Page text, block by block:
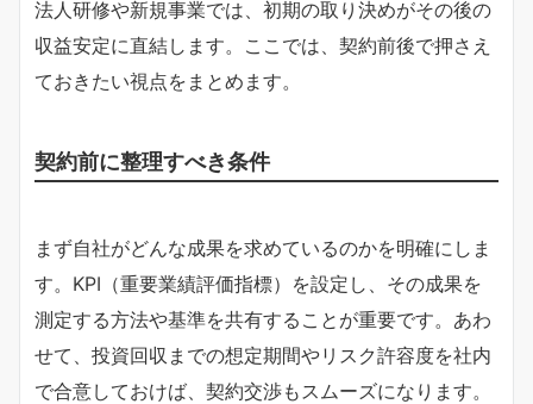
法人研修や新規事業では、初期の取り決めがその後の
収益安定に直結します。ここでは、契約前後で押さえ
ておきたい視点をまとめます。
契約前に整理すべき条件
まず自社がどんな成果を求めているのかを明確にしま
す。KPI（重要業績評価指標）を設定し、その成果を
測定する方法や基準を共有することが重要です。あわ
せて、投資回収までの想定期間やリスク許容度を社内
で合意しておけば、契約交渉もスムーズになります。